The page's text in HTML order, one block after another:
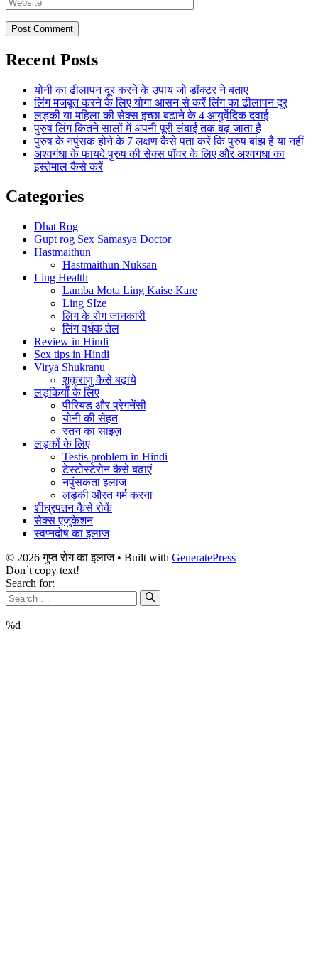
Recent Posts
योनी का ढीलापन दूर करने के उपाय जो डॉक्टर ने बताए
लिंग मजबूत करने के लिए योगा आसन से करें लिंग का ढीलापन दूर
लड़की या महिला की सेक्स इच्छा बढाने के 4 आयुर्वेदिक दवाई
पुरुष लिंग कितने सालों में अपनी पूरी लंबाई तक बढ़ जाता है
पुरुष के नपुंसक होने के 7 लक्षण कैसे पता करें कि पुरुष बांझ है या नहीं
अश्वगंधा के फायदे पुरुष की सेक्स पॉवर के लिए और अश्वगंधा का
इस्तेमाल कैसे करें
Categories
Dhat Rog
Gupt rog Sex Samasya Doctor
Hastmaithun
Hastmaithun Nuksan
Ling Health
Lamba Mota Ling Kaise Kare
Ling SIze
लिंग के रोग जानकारी
लिंग वर्धक तेल
Review in Hindi
Sex tips in Hindi
Virya Shukranu
शुक्राणु कैसे बढ़ाये
लड़कियों के लिए
पीरियड और प्रेगनेंसी
योनी की सेहत
स्तन का साइज़
लड़कों के लिए
Testis problem in Hindi
टेस्टोस्टेरोन कैसे बढाएं
नपुंसकता इलाज
लड़की औरत गर्म करना
शीघ्रपतन कैसे रोकें
सेक्स एजुकेशन
स्वप्नदोष का इलाज
© 2026 गुप्त रोग का इलाज• Built with GeneratePress
Don`t copy text!
Search for:
%d